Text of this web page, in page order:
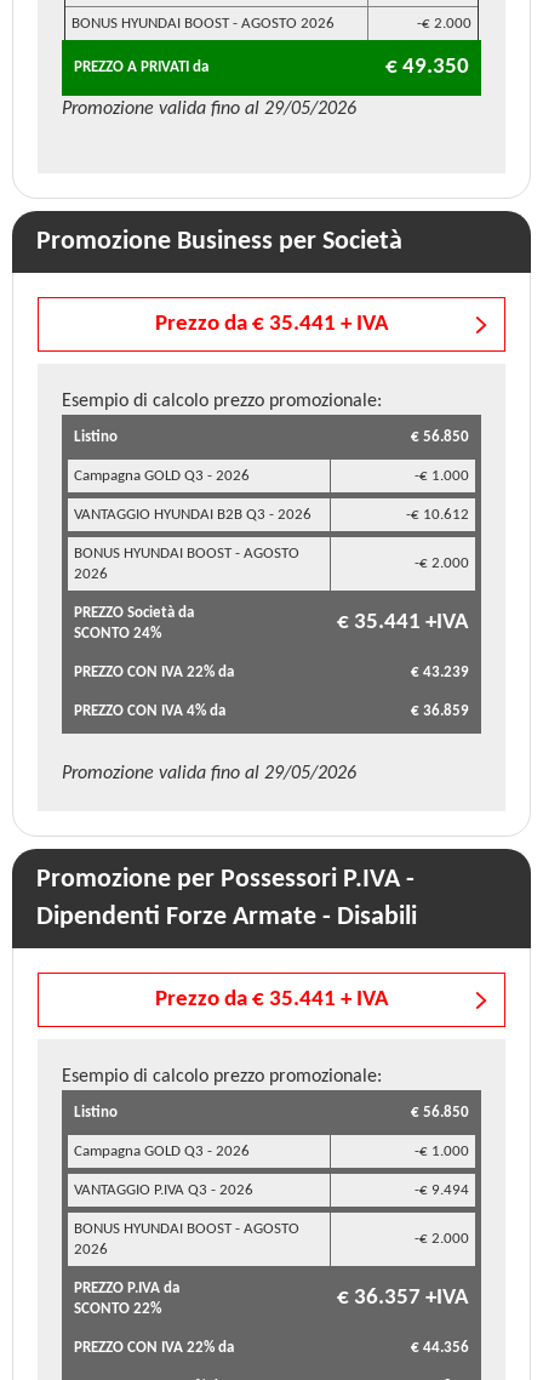
BONUS HYUNDAI BOOST - AGOSTO 2026 -€ 2.000
PREZZO A PRIVATI da € 49.350
Promozione valida fino al 29/05/2026
Promozione Business per Società
Prezzo da € 35.441 + IVA
Esempio di calcolo prezzo promozionale:
Listino € 56.850
Campagna GOLD Q3 - 2026 -€ 1.000
VANTAGGIO HYUNDAI B2B Q3 - 2026 -€ 10.612
BONUS HYUNDAI BOOST - AGOSTO
2026
-€ 2.000
PREZZO Società da
SCONTO 24%
€ 35.441 +IVA
PREZZO CON IVA 22% da € 43.239
PREZZO CON IVA 4% da € 36.859
Promozione valida fino al 29/05/2026
Promozione per Possessori P.IVA -
Dipendenti Forze Armate - Disabili
Prezzo da € 35.441 + IVA
Esempio di calcolo prezzo promozionale:
Listino € 56.850
Campagna GOLD Q3 - 2026 -€ 1.000
VANTAGGIO P.IVA Q3 - 2026 -€ 9.494
BONUS HYUNDAI BOOST - AGOSTO
2026
-€ 2.000
PREZZO P.IVA da
SCONTO 22%
€ 36.357 +IVA
PREZZO CON IVA 22% da € 44.356